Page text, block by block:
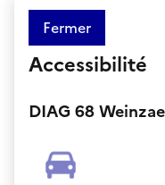
Fermer
Accessibilité
DIAG 68